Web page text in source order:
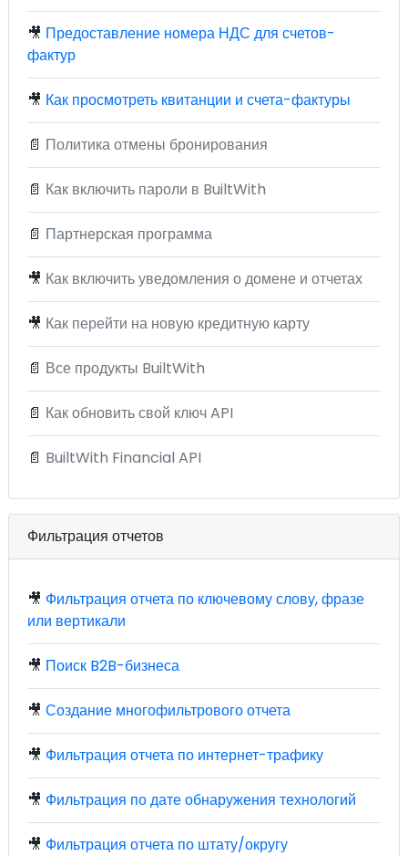
🎥 Предоставление номера НДС для счетов-
фактур
🎥 Как просмотреть квитанции и счета-фактуры
📄 Политика отмены бронирования
📄 Как включить пароли в BuiltWith
📄 Партнерская программа
🎥 Как включить уведомления о домене и отчетах
🎥 Как перейти на новую кредитную карту
📄 Все продукты BuiltWith
📄 Как обновить свой ключ API
📄 BuiltWith Financial API
Фильтрация отчетов
🎥 Фильтрация отчета по ключевому слову, фразе
или вертикали
🎥 Поиск B2B-бизнеса
🎥 Создание многофильтрового отчета
🎥 Фильтрация отчета по интернет-трафику
🎥 Фильтрация по дате обнаружения технологий
🎥 Фильтрация отчета по штату/округу